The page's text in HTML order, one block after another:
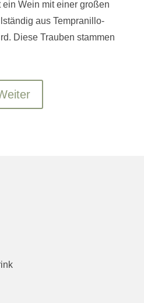
Wein mit einer großen
aus Tempranillo-
Diese Trauben stammen